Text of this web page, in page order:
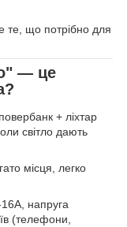
те, що потрібно для
— це
+ ліхтар
світло дають
місця, легко
напруга
(телефони,